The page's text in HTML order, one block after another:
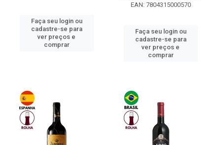
Faça seu login ou
cadastre-se para
ver preços e
comprar
EAN: 7804315000570
Faça seu login ou
cadastre-se para
ver preços e
comprar